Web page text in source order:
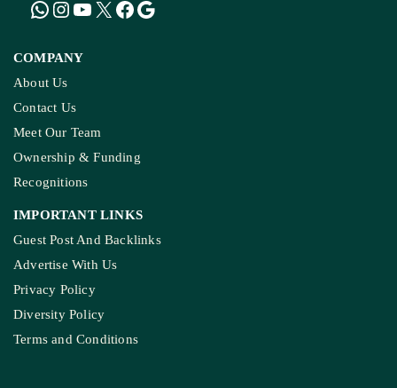
COMPANY
About Us
Contact Us
Meet Our Team
Ownership & Funding
Recognitions
IMPORTANT LINKS
Guest Post And Backlinks
Advertise With Us
Privacy Policy
Diversity Policy
Terms and Conditions